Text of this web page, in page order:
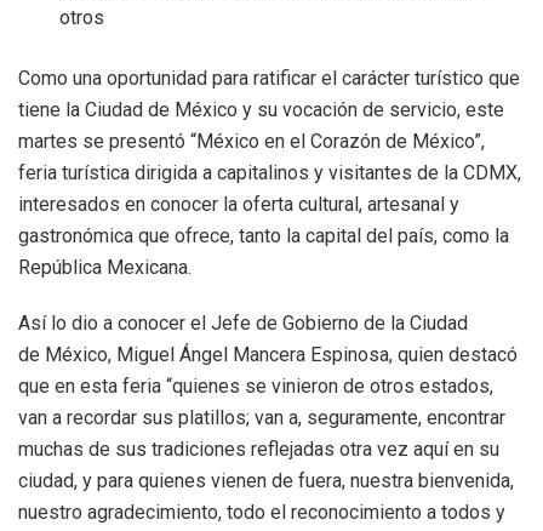
otros
Como una oportunidad para ratificar el carácter turístico que
tiene la Ciudad de México y su vocación de servicio, este
martes se presentó “México en el Corazón de México”,
feria turística dirigida a capitalinos y visitantes de la CDMX,
interesados en conocer la oferta cultural, artesanal y
gastronómica que ofrece, tanto la capital del país, como la
República Mexicana.
Así lo dio a conocer el Jefe de Gobierno de la Ciudad
de México, Miguel Ángel Mancera Espinosa, quien destacó
que en esta feria “quienes se vinieron de otros estados,
van a recordar sus platillos; van a, seguramente, encontrar
muchas de sus tradiciones reflejadas otra vez aquí en su
ciudad, y para quienes vienen de fuera, nuestra bienvenida,
nuestro agradecimiento, todo el reconocimiento a todos y